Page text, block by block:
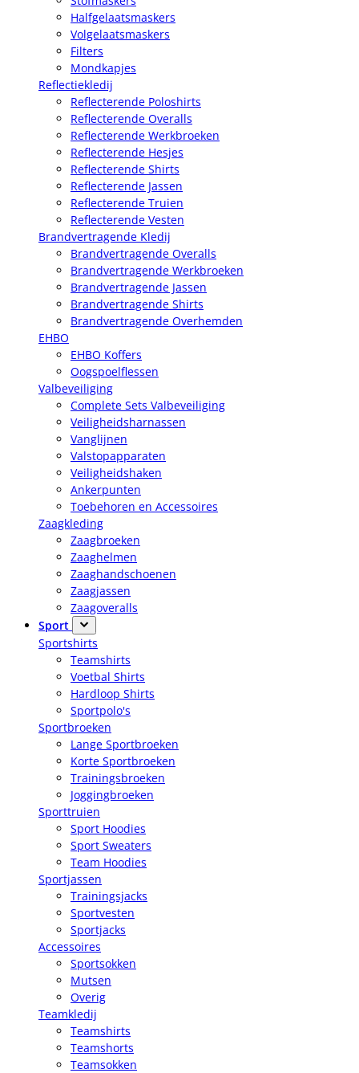
Halfgelaatsmaskers
Volgelaatsmaskers
Filters
Mondkapjes
Reflectiekledij
Reflecterende Poloshirts
Reflecterende Overalls
Reflecterende Werkbroeken
Reflecterende Hesjes
Reflecterende Shirts
Reflecterende Jassen
Reflecterende Truien
Reflecterende Vesten
Brandvertragende Kledij
Brandvertragende Overalls
Brandvertragende Werkbroeken
Brandvertragende Jassen
Brandvertragende Shirts
Brandvertragende Overhemden
EHBO
EHBO Koffers
Oogspoelflessen
Valbeveiliging
Complete Sets Valbeveiliging
Veiligheidsharnassen
Vanglijnen
Valstopapparaten
Veiligheidshaken
Ankerpunten
Toebehoren en Accessoires
Zaagkleding
Zaagbroeken
Zaaghelmen
Zaaghandschoenen
Zaagjassen
Zaagoveralls
Sport
Sportshirts
Teamshirts
Voetbal Shirts
Hardloop Shirts
Sportpolo's
Sportbroeken
Lange Sportbroeken
Korte Sportbroeken
Trainingsbroeken
Joggingbroeken
Sporttruien
Sport Hoodies
Sport Sweaters
Team Hoodies
Sportjassen
Trainingsjacks
Sportvesten
Sportjacks
Accessoires
Sportsokken
Mutsen
Overig
Teamkledij
Teamshirts
Teamshorts
Teamsokken